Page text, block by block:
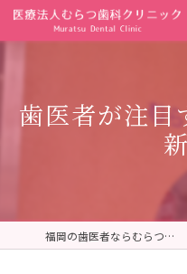
歯医者が注目
福岡の歯医者ならむらつ歯科クリニック